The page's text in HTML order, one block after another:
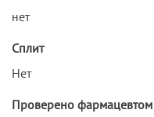
нет
Сплит
Нет
Проверено фармацевтом